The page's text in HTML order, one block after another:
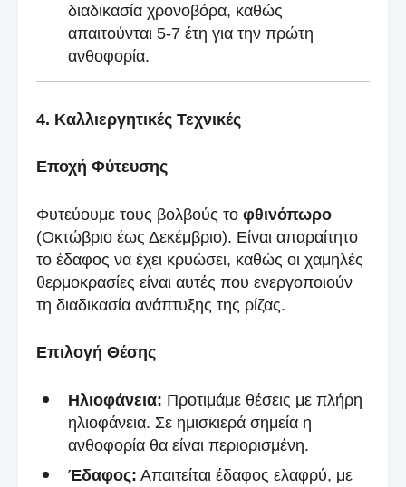
διαδικασία χρονοβόρα, καθώς
απαιτούνται 5-7 έτη για την πρώτη
ανθοφορία.
4. Καλλιεργητικές Τεχνικές
Εποχή Φύτευσης
Φυτεύουμε τους βολβούς το φθινόπωρο
(Οκτώβριο έως Δεκέμβριο). Είναι απαραίτητο
το έδαφος να έχει κρυώσει, καθώς οι χαμηλές
θερμοκρασίες είναι αυτές που ενεργοποιούν
τη διαδικασία ανάπτυξης της ρίζας.
Επιλογή Θέσης
Ηλιοφάνεια: Προτιμάμε θέσεις με πλήρη
ηλιοφάνεια. Σε ημισκιερά σημεία η
ανθοφορία θα είναι περιορισμένη.
Έδαφος: Απαιτείται έδαφος ελαφρύ, με